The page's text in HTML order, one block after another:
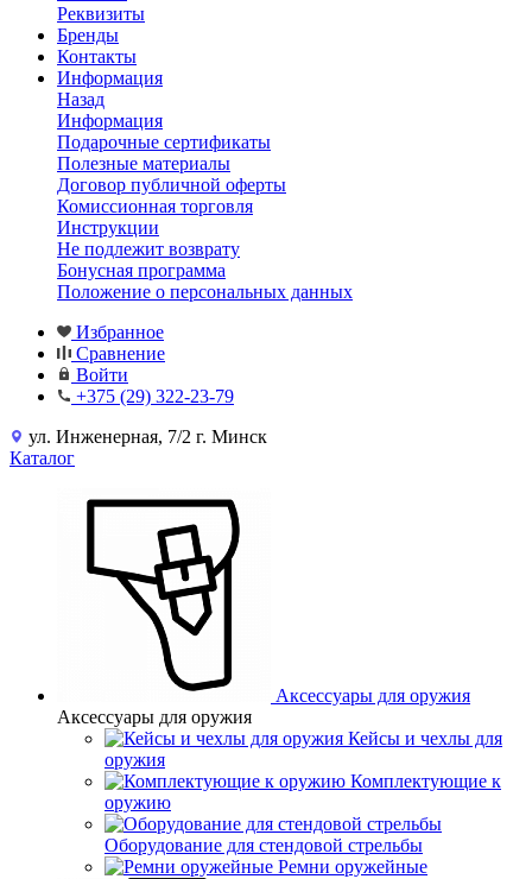
Реквизиты
Бренды
Контакты
Информация
Назад
Информация
Подарочные сертификаты
Полезные материалы
Договор публичной оферты
Комиссионная торговля
Инструкции
Не подлежит возврату
Бонусная программа
Положение о персональных данных
Избранное
Сравнение
Войти
+375 (29) 322-23-79
ул. Инженерная, 7/2 г. Минск
Каталог
Аксессуары для оружия
Аксессуары для оружия
Кейсы и чехлы для
оружия
Комплектующие к
оружию
Оборудование для стендовой стрельбы
Ремни оружейные